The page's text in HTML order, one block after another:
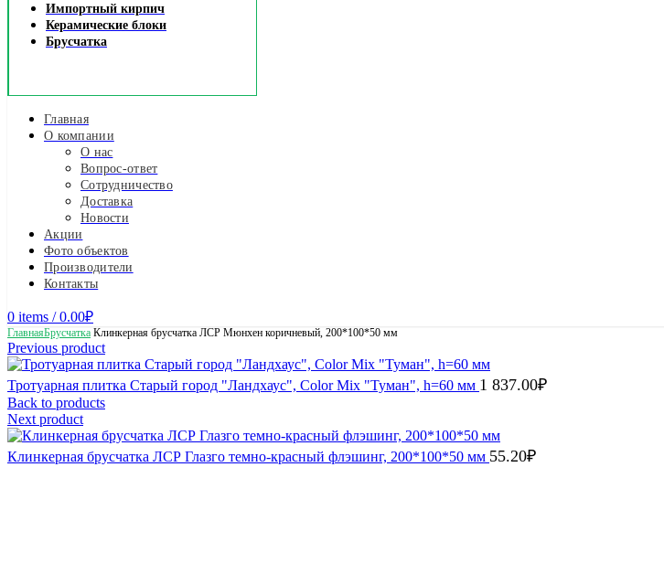
Импортный кирпич
Керамические блоки
Брусчатка
Главная
О компании
О нас
Вопрос-ответ
Сотрудничество
Доставка
Новости
Акции
Фото объектов
Производители
Контакты
0 items / 0.00₽
ГлавнаяБрусчатка Клинкерная брусчатка ЛСР Мюнхен коричневый, 200*100*50 мм
Previous product
Тротуарная плитка Старый город "Ландхаус", Color Mix "Туман", h=60 мм 1 837.00₽
Back to products
Next product
Клинкерная брусчатка ЛСР Глазго темно-красный флэшинг, 200*100*50 мм 55.20₽